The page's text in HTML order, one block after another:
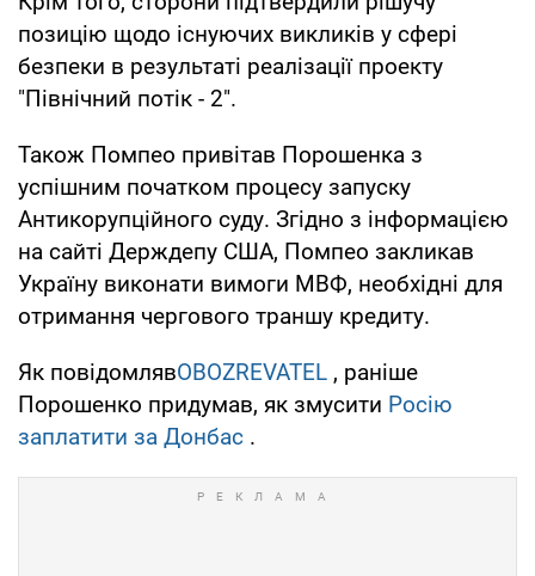
позицію щодо існуючих викликів у сфері
безпеки в результаті реалізації проекту
"Північний потік - 2".
Також Помпео привітав Порошенка з
успішним початком процесу запуску
Антикорупційного суду. Згідно з інформацією
на сайті Держдепу США, Помпео закликав
Україну виконати вимоги МВФ, необхідні для
отримання чергового траншу кредиту.
Як повідомлявOBOZREVATEL , раніше
Порошенко придумав, як змусити Росію
заплатити за Донбас .